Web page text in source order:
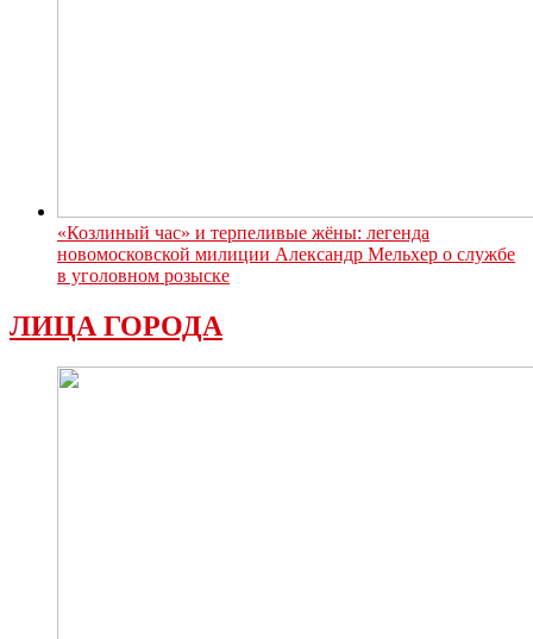
«Козлиный час» и терпеливые жёны: легенда
новомосковской милиции Александр Мельхер о службе
в уголовном розыске
ЛИЦА ГОРОДА